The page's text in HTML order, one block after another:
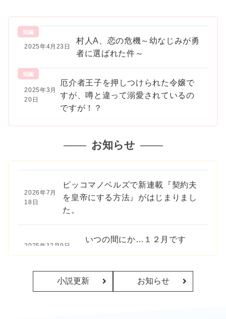
2025年4月23日
村人A、恋の危機～幼なじみが勇
者に選ばれた件～
短編
2025年3月
20日
厄介者王子を押しつけられた令嬢で
すが、噂と違って溺愛されているの
ですが！？
短編
せていただきます！
３お兄さまのために！
海底令嬢のひみつ任務！
お知らせ
2026年7月
18日
ピッコマノベルズで新連載『契約夫
を皇帝にする方法』がはじまりまし
た。
2025年12月9日
いつの間にか…１２月です
2025年7月23 「今世は継母」が2025年新作ヒッ
トノベル還元キャンペーン中！
小説更新 お知らせ